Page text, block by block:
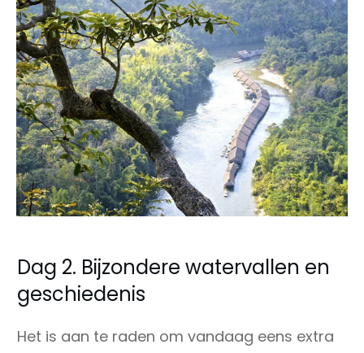
Dag 2. Bijzondere watervallen en
geschiedenis
Het is aan te raden om vandaag eens extra